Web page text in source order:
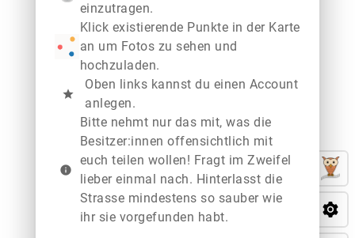
einzutragen.
Klick existierende Punkte in der Karte
an um Fotos zu sehen und
hochzuladen.
star
Oben links kannst du einen Account
anlegen.
info
Bitte nehmt nur das mit, was die
Besitzer:innen offensichtlich mit
euch teilen wollen! Fragt im Zweifel
lieber einmal nach. Hinterlasst die
Strasse mindestens so sauber wie
ihr sie vorgefunden habt.